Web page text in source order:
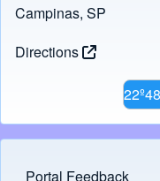
Campinas, SP
Directions
Portal Feedback